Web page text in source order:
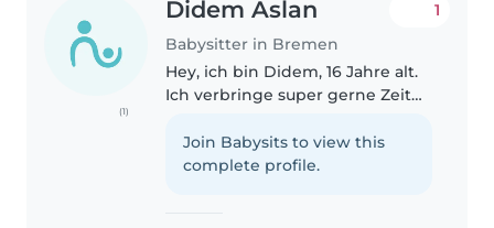
(1)
Didem Aslan
Babysitter in Bremen
1
Hey, ich bin Didem, 16 Jahre alt.
Ich verbringe super gerne Zeit
einfach Spaß. Ich bastle, backe
und spiele gerne mit ihnen und
Join Babysits to view this
complete profile.